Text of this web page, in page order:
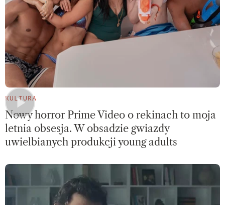
KULTURA
Nowy horror Prime Video o rekinach to moja
letnia obsesja. W obsadzie gwiazdy
uwielbianych produkcji young adults